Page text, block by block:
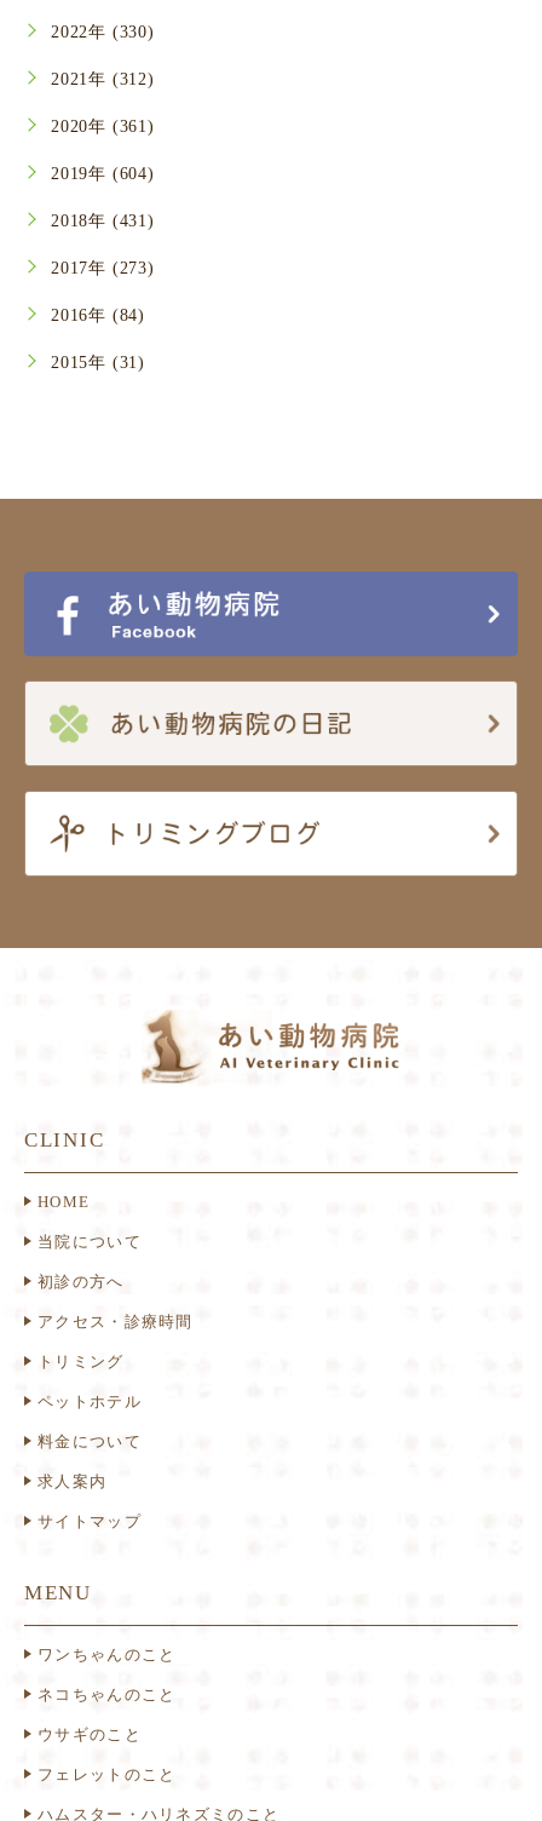
2022年 (330)
2021年 (312)
2020年 (361)
2019年 (604)
2018年 (431)
2017年 (273)
2016年 (84)
2015年 (31)
CLINIC
HOME
当院について
初診の方へ
アクセス・診療時間
トリミング
ペットホテル
料金について
求人案内
サイトマップ
MENU
ワンちゃんのこと
ネコちゃんのこと
ウサギのこと
フェレットのこと
ハムスター・ハリネズミのこと